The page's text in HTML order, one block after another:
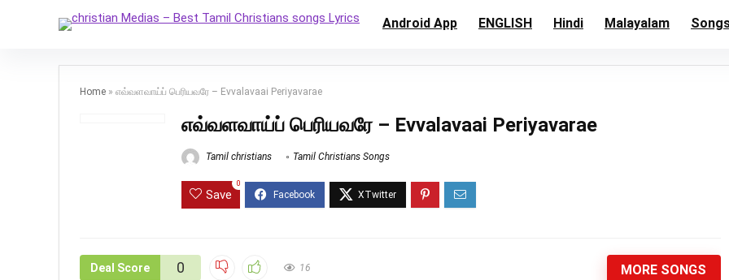
Android App ENGLISH Hindi Malayalam
Home » எவ்வளவாய்ப் பெரியவரே – Evvalavaai Periyavarae
எவ்வளவாய்ப் பெரியவரே – Evvalavaai Periyavarae
Tamil christians Tamil Christians Songs
Save
0
Deal Score 0 16 MORE SONGS